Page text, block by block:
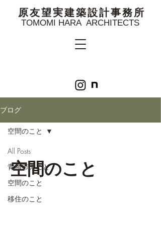
原友望実建築設計事務所
TOMOMI HARA ARCHITECTS
ブログ
All Posts
青梅市のこと
空間のこと
移住のこと
空間のこと
空間のこと